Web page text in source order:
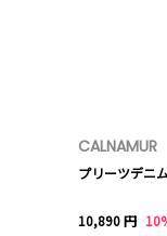
CALNAMUR
プリーツデニ
10,890 円